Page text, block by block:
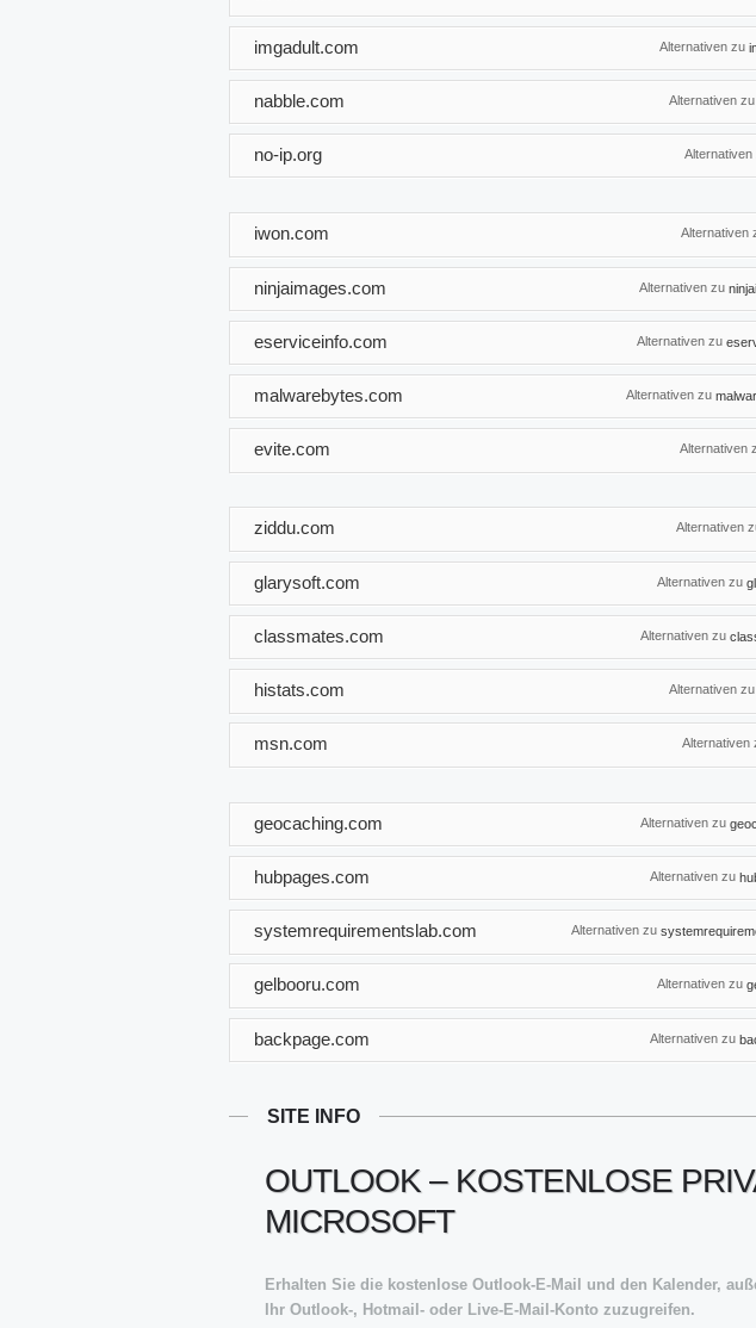
Alternativen zu
imgadult.com
Alternativen zu
nabble.com
Alternativen
no-ip.org
Alternativen
iwon.com
Alternativen zu
ninjaimages.com
Alternativen zu
eserviceinfo.com
Alternativen zu
malwarebytes.com
Alternativen
evite.com
Alternativen
ziddu.com
Alternativen zu
glarysoft.com
Alternativen zu
classmates.com
Alternativen zu
histats.com
Alternativen
msn.com
Alternativen zu
geocaching.com
Alternativen zu
hubpages.com
Alternativen zu
systemrequirementslab.com
Alternativen zu
gelbooru.com
Alternativen zu
backpage.com
SITE INFO
OUTLOOK – KOSTENLOSE
MICROSOFT
Erhalten Sie die kostenlose Outlook-E-Mail und den Kalender,
Ihr Outlook-, Hotmail- oder Live-E-Mail-Konto zuzugreifen.